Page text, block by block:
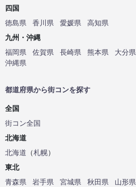
四国
徳島県
香川県 愛媛県
高知県
九州・沖縄
福岡県
佐賀県 長崎県 熊本県 大分県
沖縄県
都道府県から街コンを探す
全国
街コン全国
北海道
北海道 （札幌）
東北
青森県
岩手県 宮城県 秋田県 山形県